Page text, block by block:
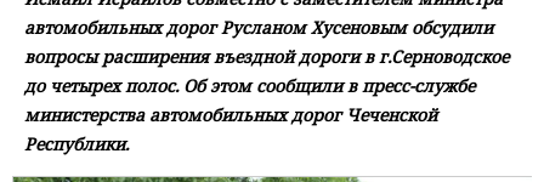
автомобильных дорог Русланом Хусеновым обсудили
вопросы расширения въездной дороги в г.Серноводское
до четырех полос. Об этом сообщили в пресс-службе
министерства автомобильных дорог Чеченской
Республики.